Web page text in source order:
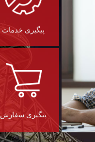
پیگیری خدمات
پیگیری سفارش